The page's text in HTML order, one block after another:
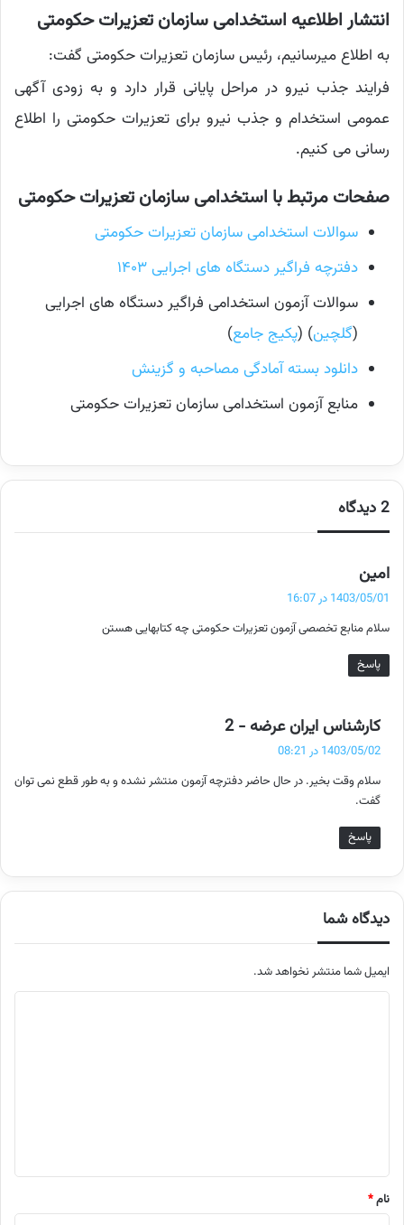
انتشار اطلاعیه استخدامی سازمان تعزیرات حکومتی
به اطلاع میرسانیم، رئیس سازمان تعزیرات حکومتی گفت:
فرایند جذب نیرو در مراحل پایانی قرار دارد و به زودی آگهی
عمومی استخدام و جذب نیرو برای تعزیرات حکومتی را اطلاع
رسانی می کنیم.
صفحات مرتبط با استخدامی سازمان تعزیرات حکومتی
سوالات استخدامی سازمان تعزیرات حکومتی
دفترچه فراگیر دستگاه های اجرایی ۱۴۰۳
سوالات آزمون استخدامی فراگیر دستگاه های اجرایی
(گلچین) (پکیج جامع)
دانلود بسته آمادگی مصاحبه و گزینش
منابع آزمون استخدامی سازمان تعزیرات حکومتی
2 دیدگاه
امین
ف
:
1403/05/01 در 16:07
سلام منابع تخصصی آزمون تعزیرات حکومتی چه کتابهایی هستن
پاسخ
کارشناس ایران عرضه - 2
:
1403/05/02 در 08:21
سلام وقت بخیر. در حال حاضر دفترچه آزمون منتشر نشده و به طور قطع نمی توان
گفت.
پاسخ
دیدگاه شما
ایمیل شما منتشر نخواهد شد.
انام*